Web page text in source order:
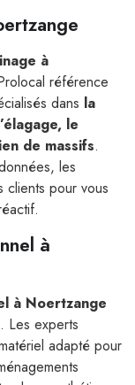
à
référence
dans la
le
de massifs.
les
clients pour vous
à
à Noertzange
Les experts
adapté pour